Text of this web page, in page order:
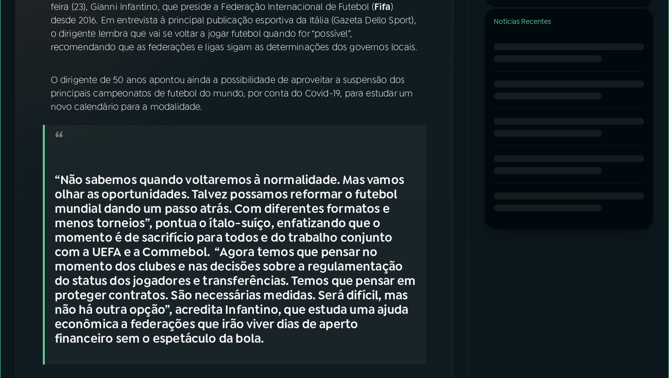
feira (23), Gianni Infantino, que preside a Federação Internacional de Futebol (Fifa)
desde 2016. Em entrevista à principal publicação esportiva da Itália (Gazeta Dello Sport),
o dirigente lembra que vai se voltar a jogar futebol quando for “possível”,
recomendando que as federações e ligas sigam as determinações dos governos locais.
O dirigente de 50 anos apontou ainda a possibilidade de aproveitar a suspensão dos
principais campeonatos de futebol do mundo, por conta do Covid-19, para estudar um
novo calendário para a modalidade.
“Não sabemos quando voltaremos à normalidade. Mas vamos
olhar as oportunidades. Talvez possamos reformar o futebol
mundial dando um passo atrás. Com diferentes formatos e
menos torneios”, pontua o ítalo-suíço, enfatizando que o
momento é de sacrifício para todos e do trabalho conjunto
com a UEFA e a Commebol. “Agora temos que pensar no
momento dos clubes e nas decisões sobre a regulamentação
do status dos jogadores e transferências. Temos que pensar em
proteger contratos. São necessárias medidas. Será difícil, mas
não há outra opção”, acredita Infantino, que estuda uma ajuda
econômica a federações que irão viver dias de aperto
financeiro sem o espetáculo da bola.
Notícias Recentes